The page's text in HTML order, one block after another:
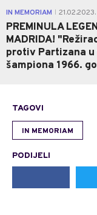
IN MEMORIAM 21.02.2023.
PREMINULA
MADRIDA!
protiv Partizana
šampiona 1966.
TAGOVI
IN MEMORIAM
PODIJELI